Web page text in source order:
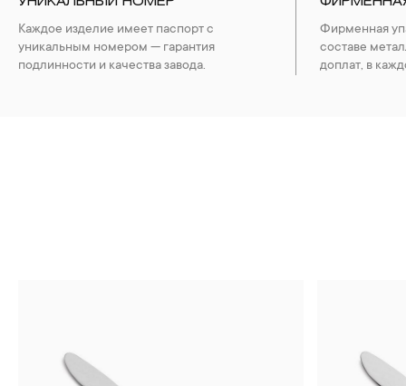
Каждое изделие имеет паспорт с
уникальным номером — гарантия
подлинности и качества завода.
Фирменная
составе
доплат, в